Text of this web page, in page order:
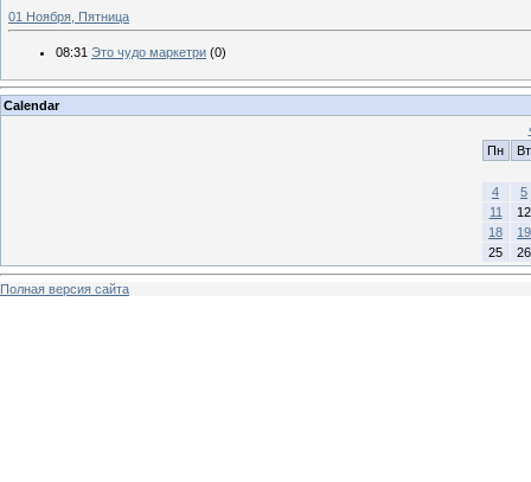
01 Ноября, Пятница
08:31 Это чудо маркетри (0)
Calendar
Пн
Вт
4
5
11
12
18
19
25
26
Полная версия сайта